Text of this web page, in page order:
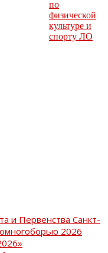
и Первенства Санкт-
2026